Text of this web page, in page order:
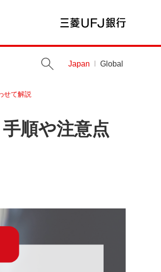
Japan Global
せて解説
順や注意点